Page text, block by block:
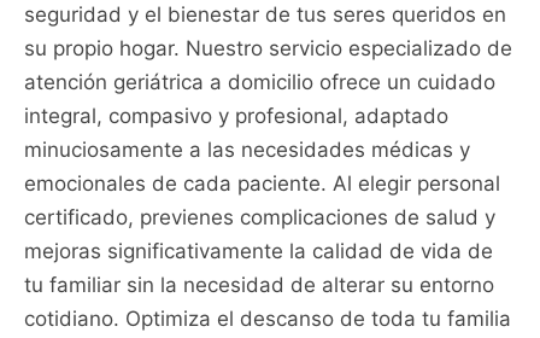
seguridad y el bienestar de tus seres queridos en
su propio hogar. Nuestro servicio especializado de
atención geriátrica a domicilio ofrece un cuidado
integral, compasivo y profesional, adaptado
minuciosamente a las necesidades médicas y
emocionales de cada paciente. Al elegir personal
certificado, previenes complicaciones de salud y
mejoras significativamente la calidad de vida de
tu familiar sin la necesidad de alterar su entorno
cotidiano. Optimiza el descanso de toda tu familia